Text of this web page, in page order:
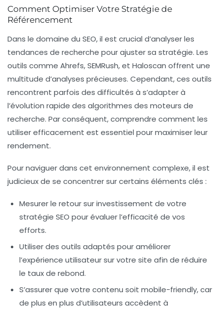
Comment Optimiser Votre Stratégie de
Référencement
Dans le domaine du SEO, il est crucial d’analyser les
tendances de recherche pour ajuster sa stratégie. Les
outils comme Ahrefs,SEMRush, et Haloscan offrent une
multitude d’analyses précieuses. Cependant, ces outils
rencontrent parfois des difficultés à s’adapter à
l’évolution rapide des algorithmes des moteurs de
recherche. Par conséquent, comprendre comment les
utiliser efficacement est essentiel pour maximiser leur
rendement.
Pour naviguer dans cet environnement complexe, il est
judicieux de se concentrer sur certains éléments clés :
Mesurer le retour sur investissement de votre
stratégie SEO pour évaluer l’efficacité de vos
efforts.
Utiliser des outils adaptés pour améliorer
l’expérience utilisateursur votre site afin de réduire
le taux de rebond.
S’assurer que votre contenu soit mobile-friendly, car
de plus en plus d’utilisateurs accèdent à